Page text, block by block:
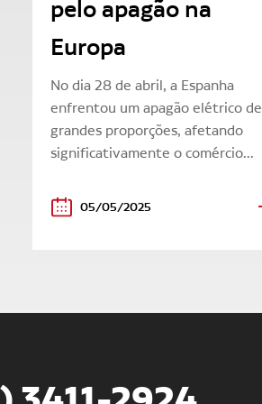
pelo apagão na
Europa
No dia 28 de abril, a Espanha
enfrentou um apagão elétrico de
grandes proporções, afetando
significativamente o comércio...
05/05/2025